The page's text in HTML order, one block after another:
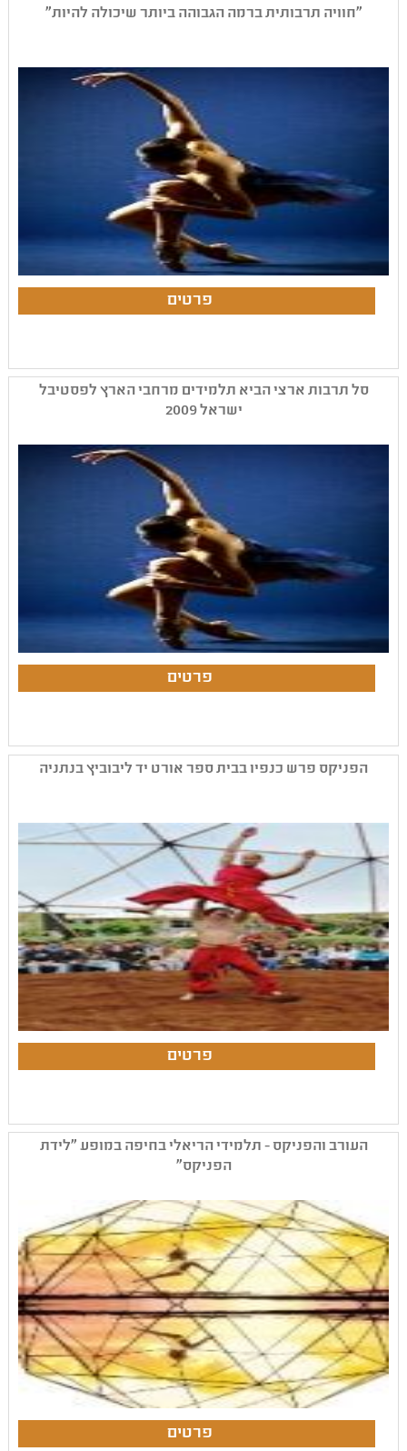
"חוויה תרבותית ברמה הגבוהה ביותר שיכולה להיות"
סל תרבות ארצי הביא תלמידים מרחבי הארץ לפסטיבל
ישראל 2009
הפניקס פרש כנפיו בבית ספר אורט יד ליבוביץ בנתניה
העורב והפניקס - תלמידי הריאלי בחיפה במופע "לידת
הפניקס"